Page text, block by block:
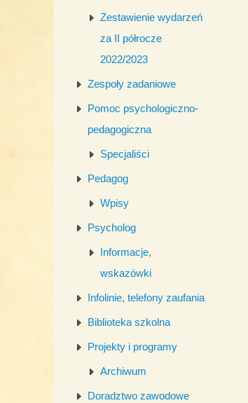
Zestawienie wydarzeń
za II półrocze
2022/2023
Zespoły zadaniowe
Pomoc psychologiczno-
pedagogiczna
Specjaliści
Pedagog
Wpisy
Psycholog
Informacje,
wskazówki
Infolinie, telefony zaufania
Biblioteka szkolna
Projekty i programy
Archiwum
Doradztwo zawodowe